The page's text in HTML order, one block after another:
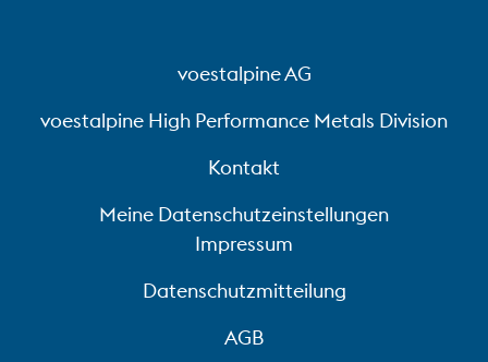
voestalpine AG
voestalpine High Performance Metals Division
Kontakt
Meine Datenschutzeinstellungen
Impressum
Datenschutzmitteilung
AGB